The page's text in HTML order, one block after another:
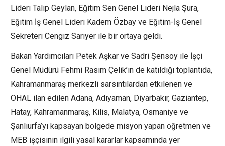
Lideri Talip Geylan, Eğitim Sen Genel Lideri Nejla Şura,
Eğitim İş Genel Lideri Kadem Özbay ve Eğitim-İş Genel
Sekreteri Cengiz Sarıyer ile bir ortaya geldi.
Bakan Yardımcıları Petek Aşkar ve Sadri Şensoy ile İşçi
Genel Müdürü Fehmi Rasim Çelik’in de katıldığı toplantıda,
Kahramanmaraş merkezli sarsıntılardan etkilenen ve
OHAL ilan edilen Adana, Adıyaman, Diyarbakır, Gaziantep,
Hatay, Kahramanmaraş, Kilis, Malatya, Osmaniye ve
Şanlıurfa’yı kapsayan bölgede misyon yapan öğretmen ve
MEB işçisinin ilgili yasal kararlar kapsamında yer